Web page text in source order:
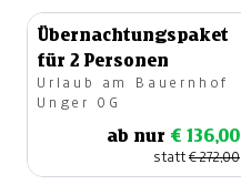
Übernachtungspaket
für 2 Personen
Urlaub am Bauernhof
Unger OG
ab nur € 136,00
statt€ 272,00